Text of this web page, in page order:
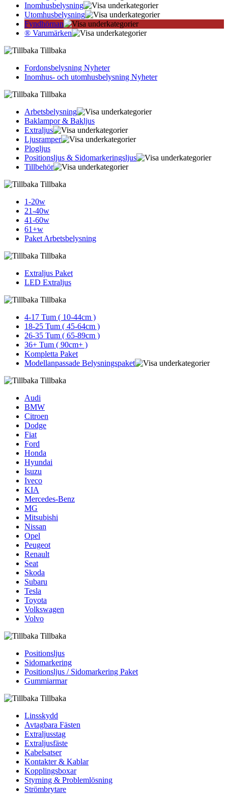
Inomhusbelysning
Utomhusbelysning
Fyndhörnan
® Varumärken
Tillbaka
Fordonsbelysning Nyheter
Inomhus- och utomhusbelysning Nyheter
Tillbaka
Arbetsbelysning
Baklampor & Bakljus
Extraljus
Ljusramper
Plogljus
Positionsljus & Sidomarkerings­ljus
Tillbehör
Tillbaka
1-20w
21-40w
41-60w
61+w
Paket Arbetsbelysning
Tillbaka
Extraljus Paket
LED Extraljus
Tillbaka
4-17 Tum ( 10-44cm )
18-25 Tum ( 45-64cm )
26-35 Tum ( 65-89cm )
36+ Tum ( 90cm+ )
Kompletta Paket
Modellanpassade Belysningspaket
Tillbaka
Audi
BMW
Citroen
Dodge
Fiat
Ford
Honda
Hyundai
Isuzu
Iveco
KIA
Mercedes-Benz
MG
Mitsubishi
Nissan
Opel
Peugeot
Renault
Seat
Skoda
Subaru
Tesla
Toyota
Volkswagen
Volvo
Tillbaka
Positionsljus
Sidomarkering
Positionsljus / Sidomarkering Paket
Gummiarmar
Tillbaka
Linsskydd
Avtagbara Fästen
Extraljusstag
Extraljusfäste
Kabelsatser
Kontakter & Kablar
Kopplingsboxar
Styrning & Problemlösning
Strömbrytare